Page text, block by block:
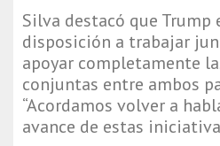
Silva destacó que Trump
disposición a trabajar
apoyar completamente
conjuntas entre ambos
“Acordamos volver a
avance de estas